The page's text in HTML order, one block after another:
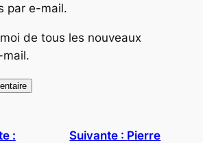
par e-mail.
de tous les nouveaux
:
Suivante : Pierre